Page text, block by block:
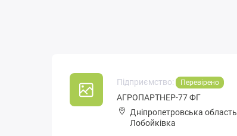
Підприємство: Перевірено
АГРОПАРТНЕР-77 ФГ
Дніпропетровська область
Лобойківка